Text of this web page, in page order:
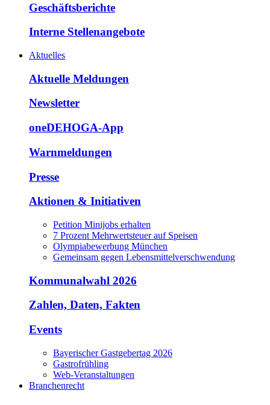
Geschäftsberichte
Interne Stellenangebote
Aktuelles
Aktuelle Meldungen
Newsletter
oneDEHOGA-App
Warnmeldungen
Presse
Aktionen & Initiativen
Petition Minijobs erhalten
7 Prozent Mehrwertsteuer auf Speisen
Olympiabewerbung München
Gemeinsam gegen Lebensmittelverschwendung
Kommunalwahl 2026
Zahlen, Daten, Fakten
Events
Bayerischer Gastgebertag 2026
Gastrofrühling
Web-Veranstaltungen
Branchenrecht